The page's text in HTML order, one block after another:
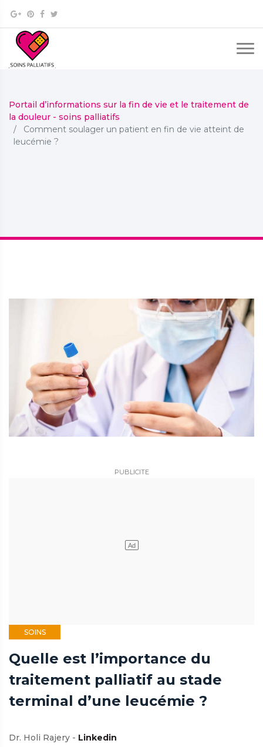
Portail d’informations sur la fin de vie et le traitement de
la douleur - soins palliatifs
Comment soulager un patient en fin de vie atteint de
leucémie ?
SOINS
Quelle est l’importance du
traitement palliatif au stade
terminal d’une leucémie ?
Dr. Holi Rajery - Linkedin